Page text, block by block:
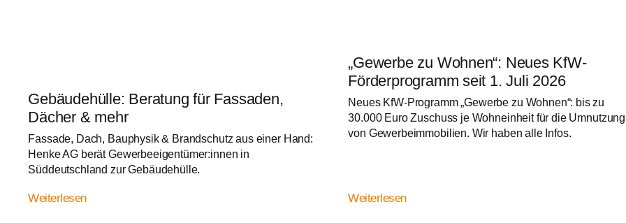
Gebäudehülle: Beratung für Fassaden,
Dächer & mehr
Fassade, Dach, Bauphysik & Brandschutz aus einer Hand:
Henke AG berät Gewerbeeigentümer:innen in
Süddeutschland zur Gebäudehülle.
Weiterlesen
„Gewerbe zu Wohnen“: Neues KfW-
Förderprogramm seit 1. Juli 2026
Neues KfW-Programm „Gewerbe zu Wohnen“: bis zu
30.000 Euro Zuschuss je Wohneinheit für die Umnutzung
von Gewerbeimmobilien. Wir haben alle Infos.
Weiterlesen